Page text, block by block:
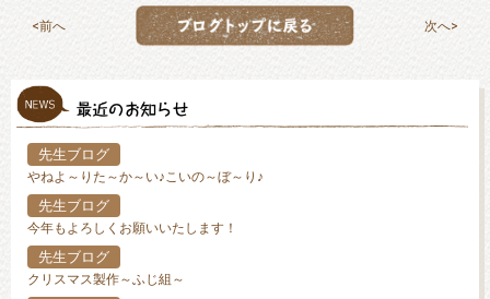
前へ 次へ
先生ブログ
やねよ～りた～か～い♪こいの～ぼ～り♪
先生ブログ
今年もよろしくお願いいたします！
先生ブログ
クリスマス製作～ふじ組～